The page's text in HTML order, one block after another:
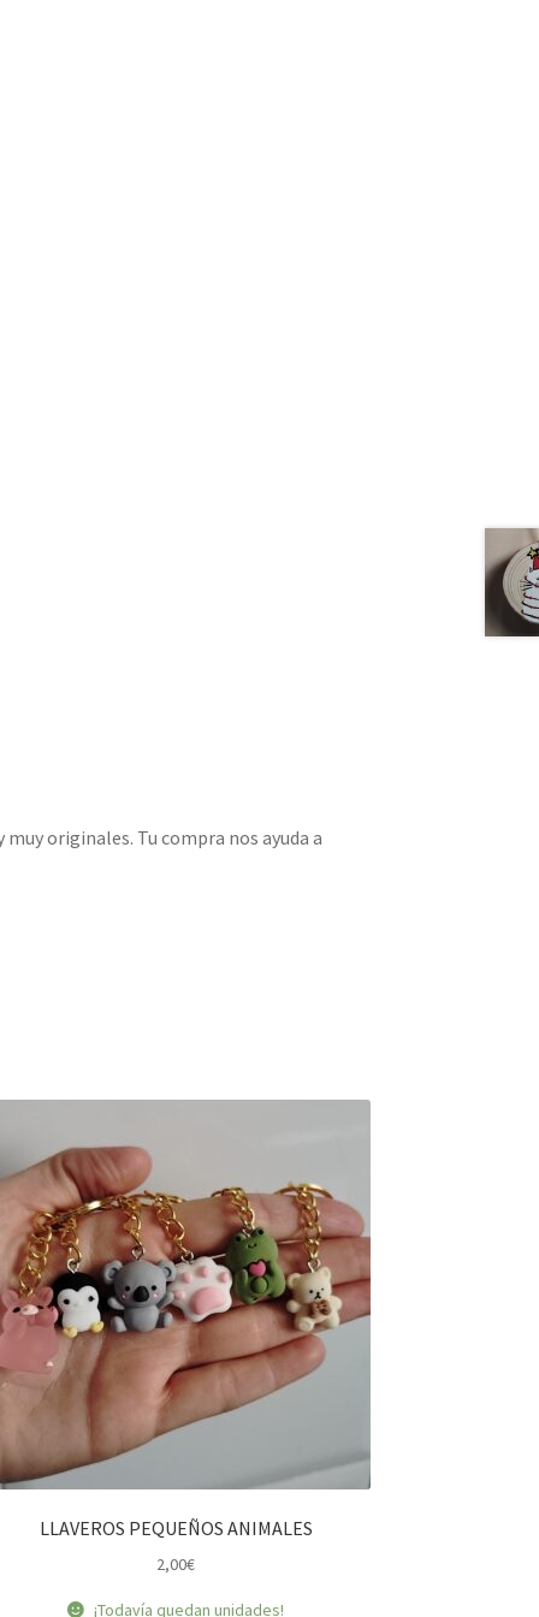
originales. Tu compra nos ayuda a
LLAVEROS PEQUEÑOS ANIMALES
2,00€
¡Todavía quedan unidades!